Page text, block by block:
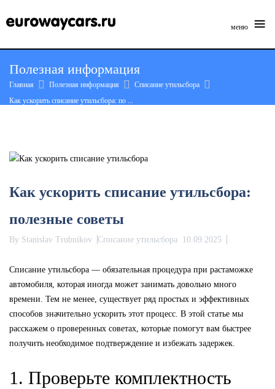
меню ≡
content
Полезная информация
Главная Полезная информация
Списание утильсбора
Как ускорить списание утильсбора: по ...
Как ускорить списание утильсбора:
полезные советы
By Stanislav Trubnikov Списание утильсбора 10.09.2025
Списание утильсбора — обязательная процедура при растаможке
автомобиля, которая иногда может занимать довольно много
времени. Тем не менее, существует ряд простых и эффективных
способов значительно ускорить этот процесс. В этой статье мы
расскажем о проверенных советах, которые помогут вам быстрее
получить необходимое подтверждение и избежать задержек.
1. Проверьте комплектность